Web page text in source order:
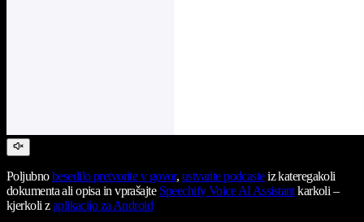
Poljubnobesedilo pretvorite v govor, ustvarite podcasteiz kateregakoli
dokumenta ali opisa in vprašajte Speechify Voice AI Assistantkarkoli –
kjerkoli zaplikacijo za Android